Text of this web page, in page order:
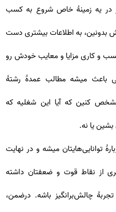
در یه زمینۀ خاص شروع به کسب
بدونین، به اطلاعات بیشتری دست
و کاری مزایا و معایب خودش رو
باعث میشه مطالب عمدۀ رشتۀ
کنین که آیا این شغلیه که
یا نه.
توانایی‌هایتان میشه و در نهایت
از نقاط قوت و ضعفتان داشته
چالش‌برانگیز باشه. درضمن،